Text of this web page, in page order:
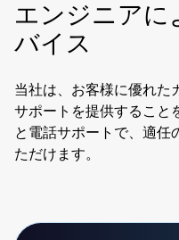
エンジニアに
バイス
当社は、お客様に優れた
サポートを提供すること
と電話サポートで、適任
ただけます。